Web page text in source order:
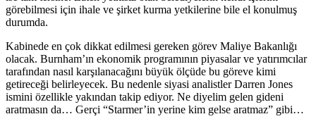
görebilmesi için ihale ve şirket kurma yetkilerine bile el konulmuş
durumda.
Kabinede en çok dikkat edilmesi gereken görev Maliye Bakanlığı
olacak. Burnham’ın ekonomik programının piyasalar ve yatırımcılar
tarafından nasıl karşılanacağını büyük ölçüde bu göreve kimi
getireceği belirleyecek. Bu nedenle siyasi analistler Darren Jones
ismini özellikle yakından takip ediyor. Ne diyelim gelen gideni
aratmasın da… Gerçi “Starmer’in yerine kim gelse aratmaz” gibi…